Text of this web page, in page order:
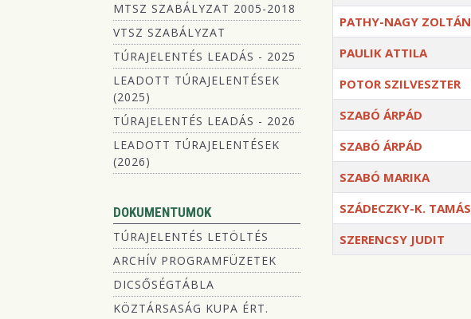
MTSZ SZABÁLYZAT 2005-2018
VTSZ SZABÁLYZAT
TÚRAJELENTÉS LEADÁS - 2025
LEADOTT TÚRAJELENTÉSEK
(2025)
TÚRAJELENTÉS LEADÁS - 2026
LEADOTT TÚRAJELENTÉSEK
(2026)
DOKUMENTUMOK
TÚRAJELENTÉS LETÖLTÉS
ARCHÍV PROGRAMFÜZETEK
DICSŐSÉGTÁBLA
KÖZTÁRSASÁG KUPA ÉRT.
PATHY-NAGY ZOLTÁN
PAULIK ATTILA
POTOR SZILVESZTER
SZABÓ ÁRPÁD
SZABÓ ÁRPÁD
SZABÓ MARIKA
SZÁDECZKY-K. TAMÁS
SZERENCSY JUDIT